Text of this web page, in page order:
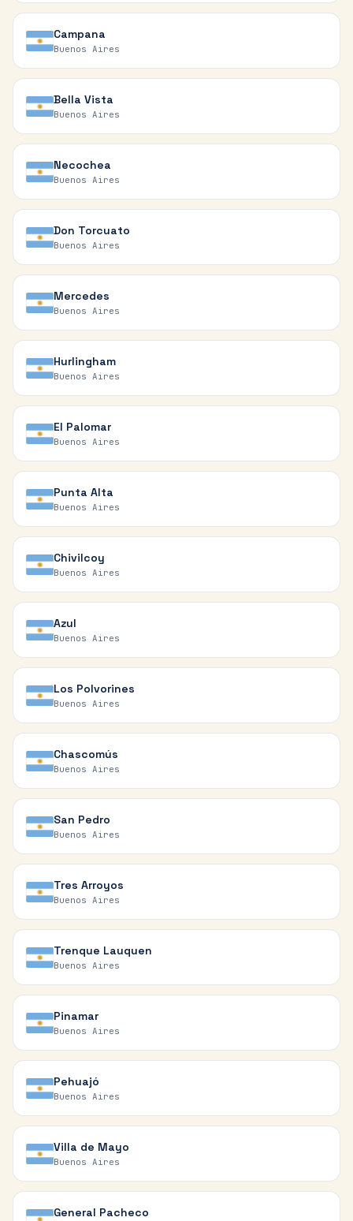
Campana
Buenos Aires
Bella Vista
Buenos Aires
Necochea
Buenos Aires
Don Torcuato
Buenos Aires
Mercedes
Buenos Aires
Hurlingham
Buenos Aires
El Palomar
Buenos Aires
Punta Alta
Buenos Aires
Chivilcoy
Buenos Aires
Azul
Buenos Aires
Los Polvorines
Buenos Aires
Chascomús
Buenos Aires
San Pedro
Buenos Aires
Tres Arroyos
Buenos Aires
Trenque Lauquen
Buenos Aires
Pinamar
Buenos Aires
Pehuajó
Buenos Aires
Villa de Mayo
Buenos Aires
General Pacheco